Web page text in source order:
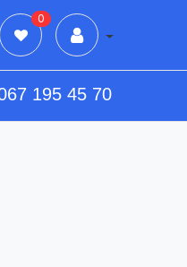
0
195 45 70